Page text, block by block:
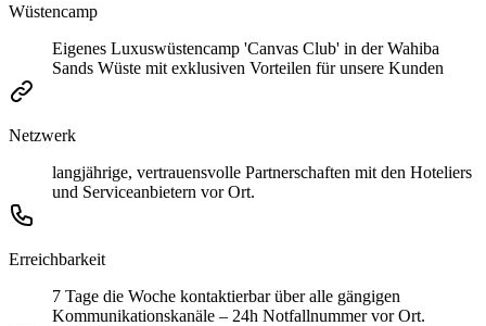
Wüstencamp
Eigenes Luxuswüstencamp 'Canvas Club' in der Wahiba
Sands Wüste mit exklusiven Vorteilen für unsere Kunden
Netzwerk
langjährige, vertrauensvolle Partnerschaften mit den Hoteliers
und Serviceanbietern vor Ort.
Erreichbarkeit
7 Tage die Woche kontaktierbar über alle gängigen
Kommunikationskanäle – 24h Notfallnummer vor Ort.